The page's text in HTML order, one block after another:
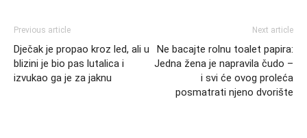
Previous article
Dječak je propao kroz led, ali u
blizini je bio pas lutalica i
izvukao ga je za jaknu
Next article
Ne bacajte rolnu toalet papira:
Jedna žena je napravila čudo –
i svi će ovog proleća
posmatrati njeno dvorište